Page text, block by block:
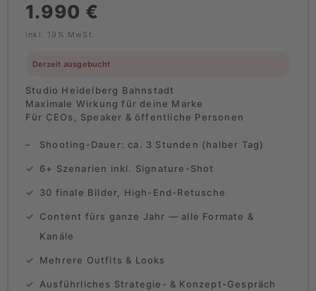
1.990 €
inkl. 19% MwSt.
Derzeit ausgebucht
Studio Heidelberg Bahnstadt
Maximale Wirkung für deine Marke
Für CEOs, Speaker & öffentliche Personen
Shooting-Dauer: ca. 3 Stunden (halber Tag)
6+ Szenarien inkl. Signature-Shot
30 finale Bilder, High-End-Retusche
Content fürs ganze Jahr — alle Formate &
Kanäle
Mehrere Outfits & Looks
Ausführliches Strategie- & Konzept-Gespräch